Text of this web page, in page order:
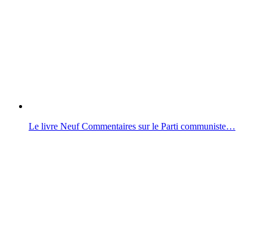
Le livre Neuf Commentaires sur le Parti communiste…